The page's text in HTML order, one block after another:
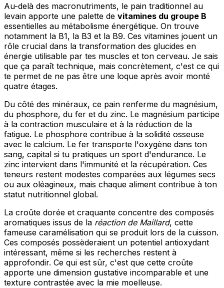
Au-delà des macronutriments, le pain traditionnel au
levain apporte une palette de vitamines du groupe B
essentielles au métabolisme énergétique. On trouve
notamment la B1, la B3 et la B9. Ces vitamines jouent un
rôle crucial dans la transformation des glucides en
énergie utilisable par tes muscles et ton cerveau. Je sais
que ça paraît technique, mais concrètement, c'est ce qui
te permet de ne pas être une loque après avoir monté
quatre étages.
Du côté des minéraux, ce pain renferme du magnésium,
du phosphore, du fer et du zinc. Le magnésium participe
à la contraction musculaire et à la réduction de la
fatigue. Le phosphore contribue à la solidité osseuse
avec le calcium. Le fer transporte l'oxygène dans ton
sang, capital si tu pratiques un sport d'endurance. Le
zinc intervient dans l'immunité et la récupération. Ces
teneurs restent modestes comparées aux légumes secs
ou aux oléagineux, mais chaque aliment contribue à ton
statut nutritionnel global.
La croûte dorée et craquante concentre des composés
aromatiques issus de la réaction de Maillard, cette
fameuse caramélisation qui se produit lors de la cuisson.
Ces composés possèderaient un potentiel antioxydant
intéressant, même si les recherches restent à
approfondir. Ce qui est sûr, c'est que cette croûte
apporte une dimension gustative incomparable et une
texture contrastée avec la mie moelleuse.